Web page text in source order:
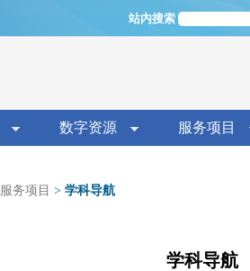
Jump to navigation
站内搜索
数字资源 服务项目
服务项目 > 学科导航
学科导航